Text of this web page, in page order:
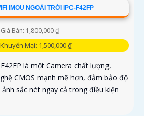
IMOU NGOÀI TRỜI IPC-F42FP
Giá Bán: 1,800,000 ₫
Mại: 1,500,000 ₫
là một Camera chất lượng,
CMOS mạnh mẽ hơn, đảm bảo độ
sắc nét ngay cả trong điều kiện